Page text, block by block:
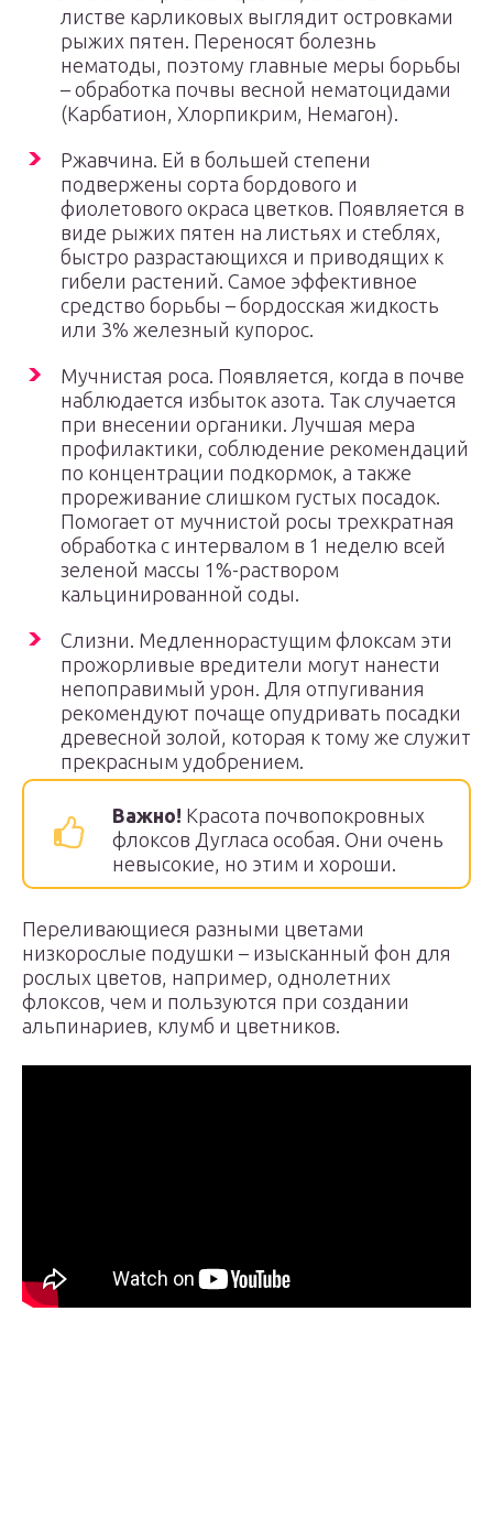
листве карликовых выглядит островками
рыжих пятен. Переносят болезнь
нематоды, поэтому главные меры борьбы
– обработка почвы весной нематоцидами
(Карбатион, Хлорпикрим, Немагон).
Ржавчина. Ей в большей степени
подвержены сорта бордового и
фиолетового окраса цветков. Появляется в
виде рыжих пятен на листьях и стеблях,
быстро разрастающихся и приводящих к
гибели растений. Самое эффективное
средство борьбы – бордосская жидкость
или 3% железный купорос.
Мучнистая роса. Появляется, когда в почве
наблюдается избыток азота. Так случается
при внесении органики. Лучшая мера
профилактики, соблюдение рекомендаций
по концентрации подкормок, а также
прореживание слишком густых посадок.
Помогает от мучнистой росы трехкратная
обработка с интервалом в 1 неделю всей
зеленой массы 1%-раствором
кальцинированной соды.
Слизни. Медленнорастущим флоксам эти
прожорливые вредители могут нанести
непоправимый урон. Для отпугивания
рекомендуют почаще опудривать посадки
древесной золой, которая к тому же служит
прекрасным удобрением.
Важно! Красота почвопокровных
флоксов Дугласа особая. Они очень
невысокие, но этим и хороши.
Переливающиеся разными цветами
низкорослые подушки – изысканный фон для
рослых цветов, например, однолетних
флоксов, чем и пользуются при создании
альпинариев, клумб и цветников.